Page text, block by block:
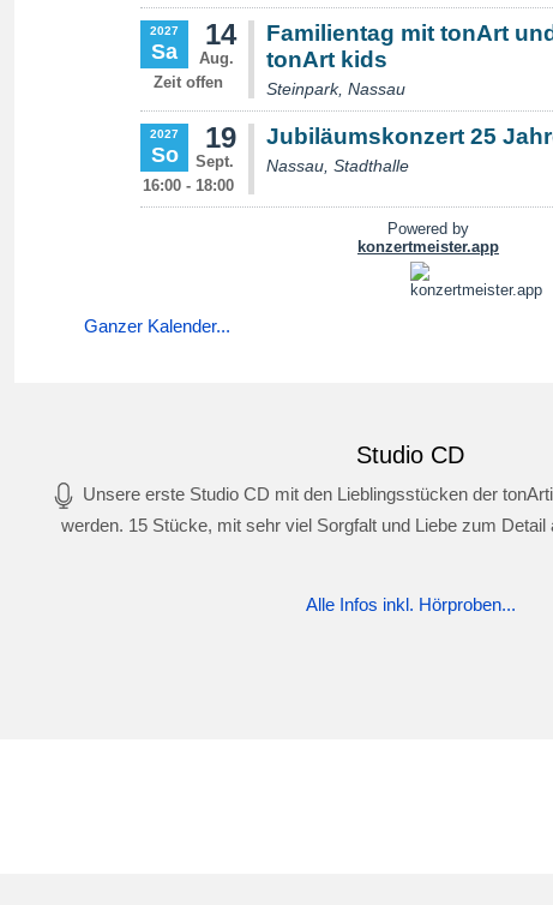
Ganzer Kalender...
Studio CD
Unsere erste Studio CD mit den Lieblingsstücken der
werden. 15 Stücke, mit sehr viel Sorgfalt und Liebe zum Detail
Alle Infos inkl. Hörproben...